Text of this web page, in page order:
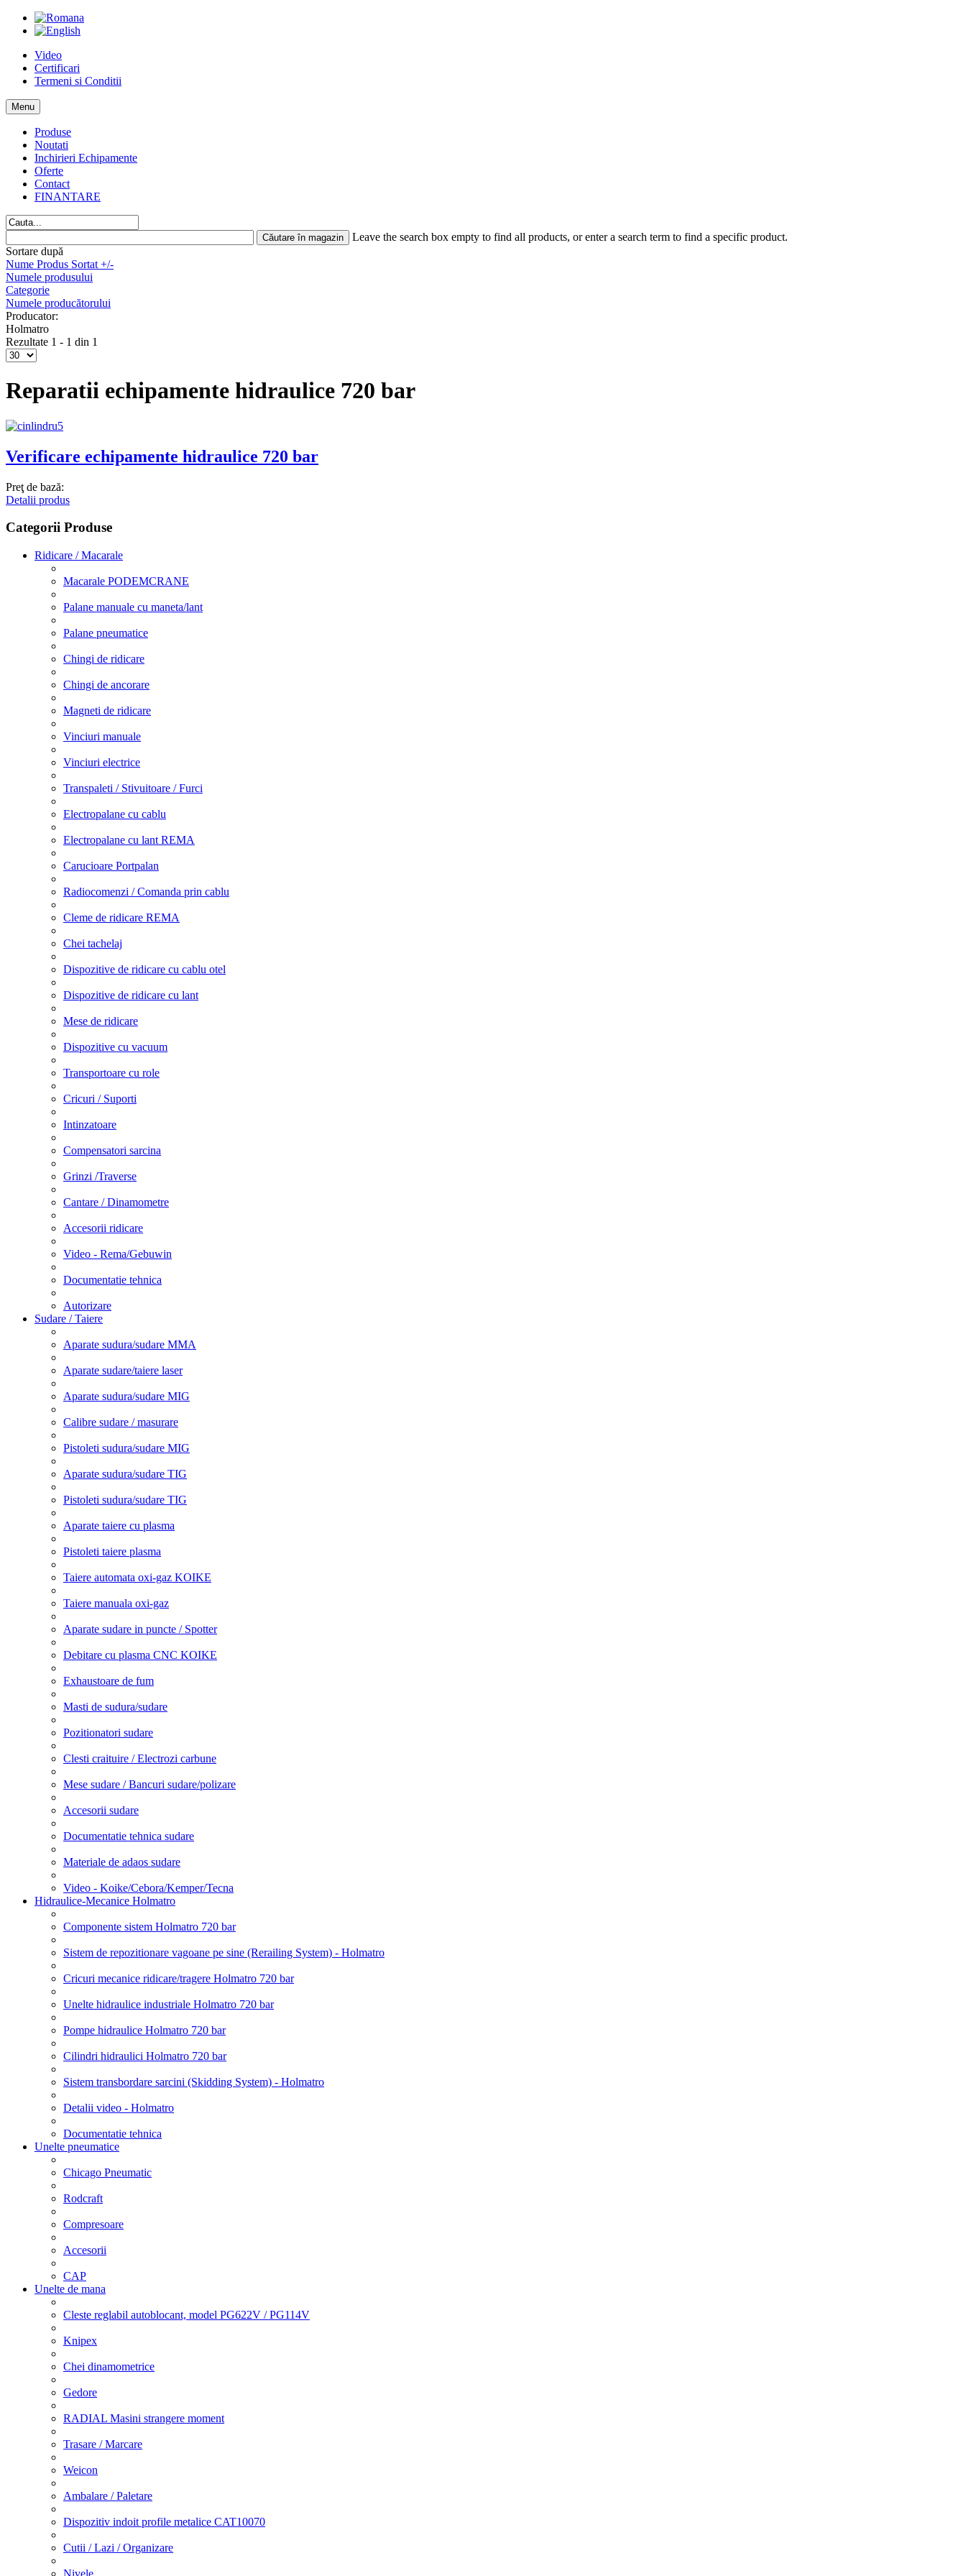
Video
Certificari
Termeni si Conditii
Menu
Produse
Noutati
Inchirieri Echipamente
Oferte
Contact
FINANTARE
Leave the search box empty to find all products, or enter a search term to find a specific product.
Sortare după
Nume Produs Sortat +/-
Numele produsului
Categorie
Numele producătorului
Producator:
Holmatro
Rezultate 1 - 1 din 1
Reparatii echipamente hidraulice 720 bar
Verificare echipamente hidraulice 720 bar
Preţ de bază:
Detalii produs
Categorii Produse
Ridicare / Macarale
Macarale PODEMCRANE
Palane manuale cu maneta/lant
Palane pneumatice
Chingi de ridicare
Chingi de ancorare
Magneti de ridicare
Vinciuri manuale
Vinciuri electrice
Transpaleti / Stivuitoare / Furci
Electropalane cu cablu
Electropalane cu lant REMA
Carucioare Portpalan
Radiocomenzi / Comanda prin cablu
Cleme de ridicare REMA
Chei tachelaj
Dispozitive de ridicare cu cablu otel
Dispozitive de ridicare cu lant
Mese de ridicare
Dispozitive cu vacuum
Transportoare cu role
Cricuri / Suporti
Intinzatoare
Compensatori sarcina
Grinzi /Traverse
Cantare / Dinamometre
Accesorii ridicare
Video - Rema/Gebuwin
Documentatie tehnica
Autorizare
Sudare / Taiere
Aparate sudura/sudare MMA
Aparate sudare/taiere laser
Aparate sudura/sudare MIG
Calibre sudare / masurare
Pistoleti sudura/sudare MIG
Aparate sudura/sudare TIG
Pistoleti sudura/sudare TIG
Aparate taiere cu plasma
Pistoleti taiere plasma
Taiere automata oxi-gaz KOIKE
Taiere manuala oxi-gaz
Aparate sudare in puncte / Spotter
Debitare cu plasma CNC KOIKE
Exhaustoare de fum
Masti de sudura/sudare
Pozitionatori sudare
Clesti craituire / Electrozi carbune
Mese sudare / Bancuri sudare/polizare
Accesorii sudare
Documentatie tehnica sudare
Materiale de adaos sudare
Video - Koike/Cebora/Kemper/Tecna
Hidraulice-Mecanice Holmatro
Componente sistem Holmatro 720 bar
Sistem de repozitionare vagoane pe sine (Rerailing System) - Holmatro
Cricuri mecanice ridicare/tragere Holmatro 720 bar
Unelte hidraulice industriale Holmatro 720 bar
Pompe hidraulice Holmatro 720 bar
Cilindri hidraulici Holmatro 720 bar
Sistem transbordare sarcini (Skidding System) - Holmatro
Detalii video - Holmatro
Documentatie tehnica
Unelte pneumatice
Chicago Pneumatic
Rodcraft
Compresoare
Accesorii
CAP
Unelte de mana
Cleste reglabil autoblocant, model PG622V / PG114V
Knipex
Chei dinamometrice
Gedore
RADIAL Masini strangere moment
Trasare / Marcare
Weicon
Ambalare / Paletare
Dispozitiv indoit profile metalice CAT10070
Cutii / Lazi / Organizare